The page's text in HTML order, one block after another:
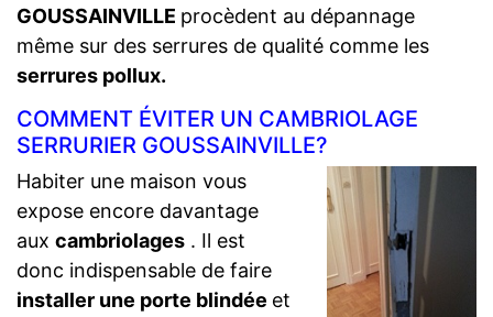
GOUSSAINVILLE procèdent au dépannage
même sur des serrures de qualité comme les
serrures pollux.
COMMENT ÉVITER UN CAMBRIOLAGE
SERRURIER GOUSSAINVILLE?
Habiter une maison vous
expose encore davantage
aux cambriolages . Il est
donc indispensable de faire
installer une porte blindée et